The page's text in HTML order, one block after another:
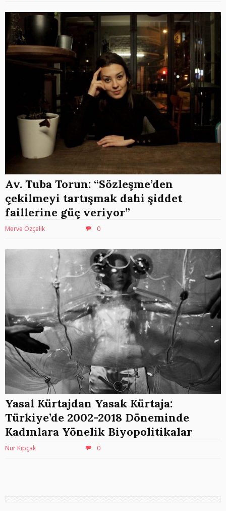
Av. Tuba Torun: “Sözleşme’den
çekilmeyi tartışmak dahi şiddet
faillerine güç veriyor”
Merve Özçelik 0
Yasal Kürtajdan Yasak Kürtaja:
Türkiye’de 2002-2018 Döneminde
Kadınlara Yönelik Biyopolitikalar
Nur Kıpçak 0